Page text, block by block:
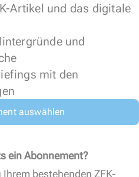
Artikel und das digitale
und
mit den
auswählen
ein Abonnement?
bestehenden ZFK-